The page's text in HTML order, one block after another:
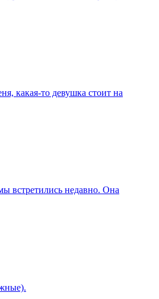
какая-то девушка стоит на
встретились недавно. Она